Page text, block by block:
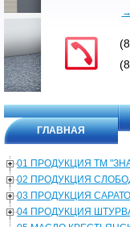
ГЛАВНАЯ
01 ПРОДУКЦИЯ ТМ
02 ПРОДУКЦИЯ
03 ПРОДУКЦИЯ
04 ПРОДУКЦИЯ